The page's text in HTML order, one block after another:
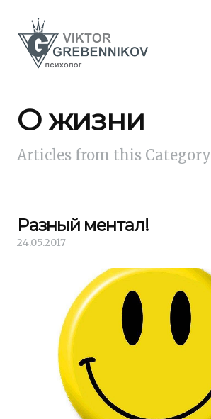
О жизни
Articles from this Category
Разный ментал!
24.05.2017